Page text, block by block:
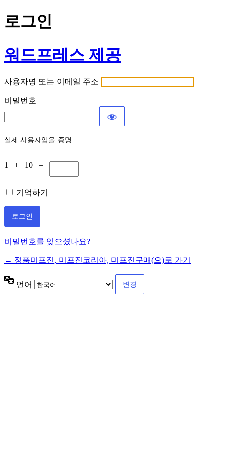
로그인
워드프레스 제공
사용자명 또는 이메일 주소
비밀번호
실제 사용자임을 증명
1 + 10 =
기억하기
비밀번호를 잊으셨나요?
← 정품미프진, 미프진코리아, 미프진구매(으)로 가기
언어